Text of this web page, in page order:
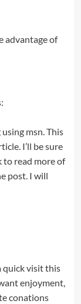
advantage of
msn. This
I’ll be sure
to read more of
post. I will
quick visit this
enjoyment,
conations